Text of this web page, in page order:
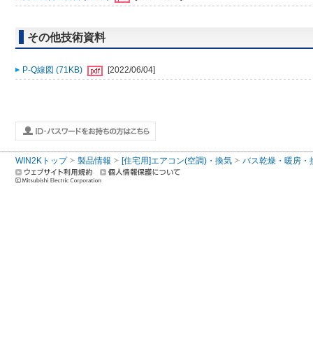
その他技術資料
P-Q線図 (71KB) [2022/06/04]
WIN2Kトップ 製品情報 [住宅用]エアコン(空調)・換気 バス乾燥・暖房・